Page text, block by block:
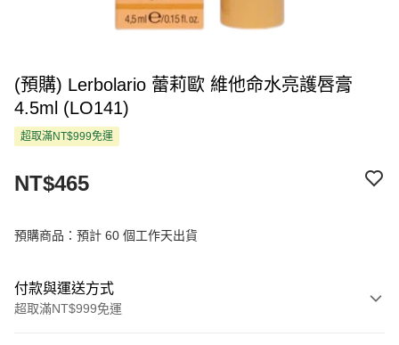
(預購) Lerbolario 蕾莉歐 維他命水亮護唇膏
4.5ml (LO141)
超取滿NT$999免運
NT$465
預購商品：預計 60 個工作天出貨
付款與運送方式
超取滿NT$999免運